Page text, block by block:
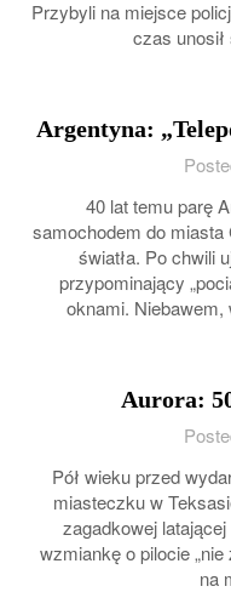
Przybyli na miejsce
czas
Argentyna:
40 lat temu parę
samochodem do miasta
światła. Po chwili
przypominający
oknami.
Aurora:
Pół wieku przed
miasteczku w
zagadkowej
wzmiankę o pilocie
na